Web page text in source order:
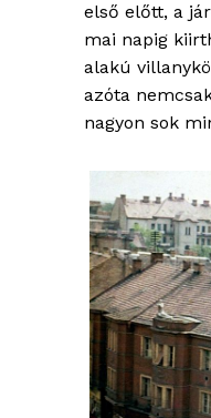
első előtt, a
mai napig
alakú
azóta
nagyon sok